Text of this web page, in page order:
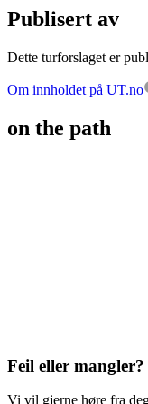
Publisert av
Dette turforslaget er
Om innholdet på UT.no
on the path
Feil eller mangler?
Vi vil gjerne høre fra